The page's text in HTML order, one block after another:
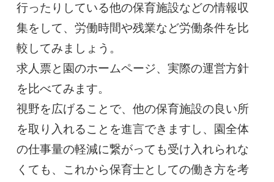
行ったりしている他の保育施設などの情報収
集をして、労働時間や残業など労働条件を比
較してみましょう。
求人票と園のホームページ、実際の運営方針
を比べてみます。
視野を広げることで、他の保育施設の良い所
を取り入れることを進言できますし、園全体
の仕事量の軽減に繋がっても受け入れられな
くても、これから保育士としての働き方を考